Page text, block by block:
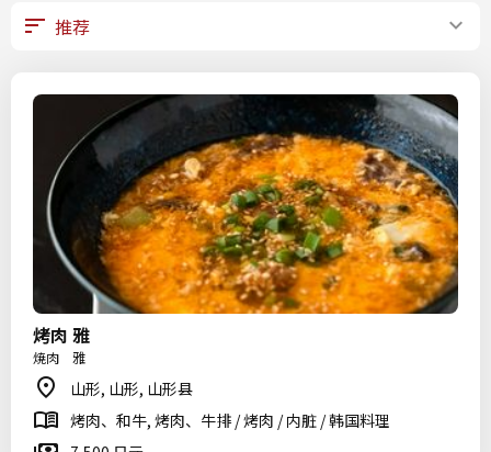
烤肉 雅
焼肉 雅
山形, 山形, 山形县
烤肉、和牛, 烤肉、牛排 / 烤肉 / 内脏 / 韩国料理